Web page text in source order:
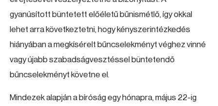
gyanúsított büntetett előéletű bűnismétlő, így okkal
lehet arra következtetni, hogy kényszerintézkedés
hiányában a megkísérelt bűncselekményt véghez vinné
vagy újabb szabadságvesztéssel büntetendő
bűncselekményt követne el.
Mindezek alapján a bíróság egy hónapra, május 22-ig